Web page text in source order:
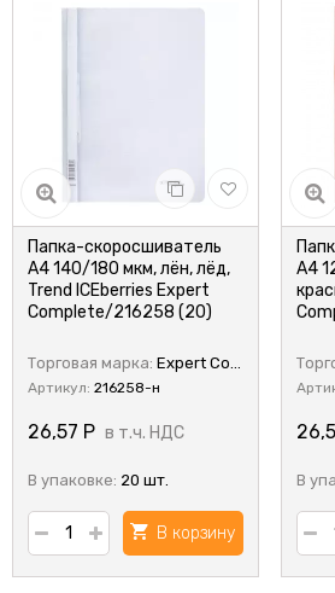
Папка-скоросшиватель
А4 140/180 мкм, лён, лёд,
Trend ICEberries Expert
Complete/216258 (20)
Торговая марка: Expert Complete
Артикул: 216258-н
26,57 Р в т.ч. НДС
В упаковке: 20 шт.
В корзину
А4
В